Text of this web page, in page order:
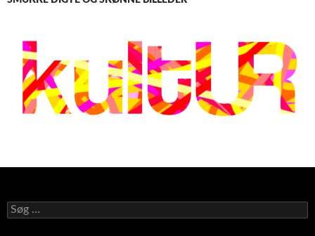
Søg
efter: